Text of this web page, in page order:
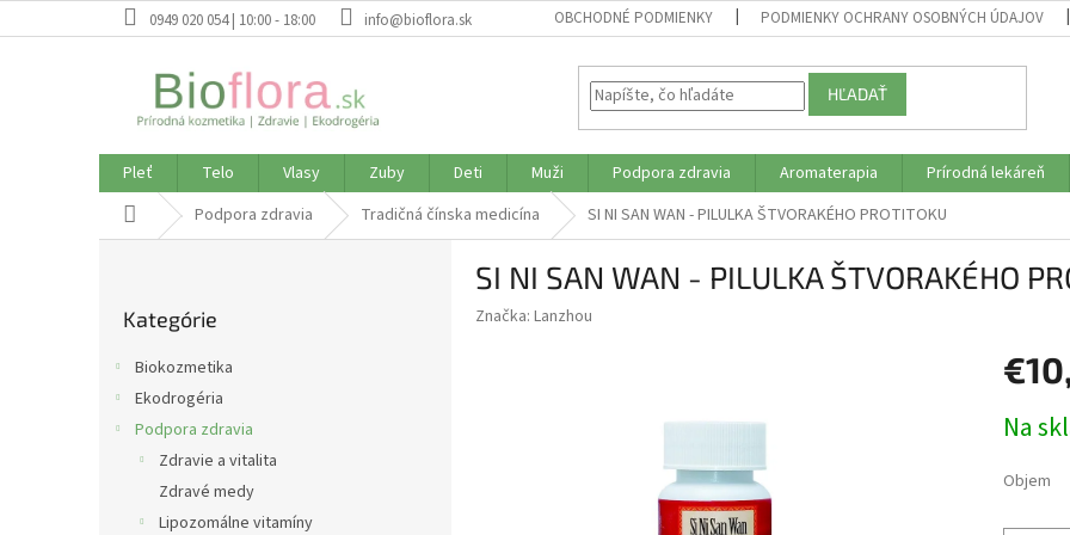
na
0949 020 054 | 10:00 - 18:00 info@bioflora.sk OBCHODNÉ PODMIENKY PODMIENKY OCHRANY OSOBNÝCH ÚDAJOV
HĽADAŤ
Pleť Telo Vlasy Zuby Deti Muži Podpora zdravia Aromaterapia Prírodná lekáreň
DomovPodpora zdravia Tradičná čínska medicína SI NI SAN WAN - PILULKA ŠTVORAKÉHO PROTITOKU
kategórie
Kategórie
Biokozmetika
Ekodrogéria
Podpora zdravia
Zdravie a vitalita
Zdravé medy
Lipozomálne vitamíny
SI NI SAN WAN - PILULKA ŠTVORAKÉHO
Značka: Lanzhou
cena:
Na
Objem